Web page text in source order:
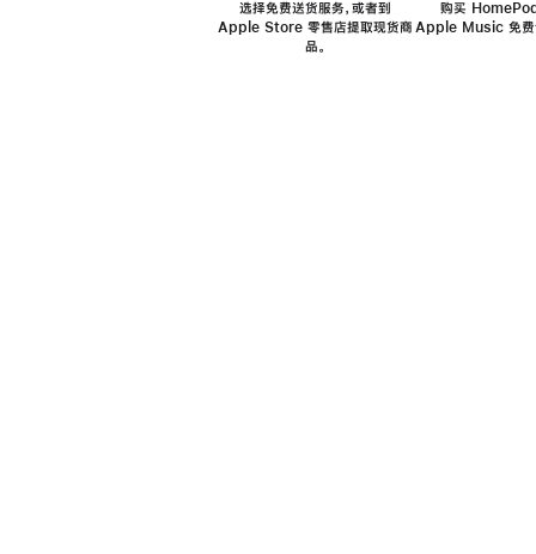
选择免费送货服务，或者到
Apple Store 零售店提取现货商
品。
购买
Apple Music 免费